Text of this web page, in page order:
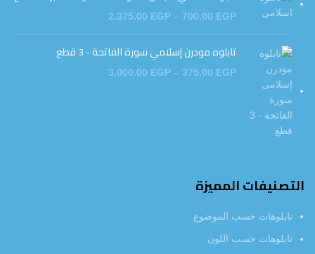
700.00 EGP
–
2,375.00 EGP
تابلوه مودرن إسلامي سورة الفاتحة - 3 قطع
375.00 EGP
–
3,000.00 EGP
التصنيفات المميزة
تابلوهات حسب الموضوع
تابلوهات حسب اللون